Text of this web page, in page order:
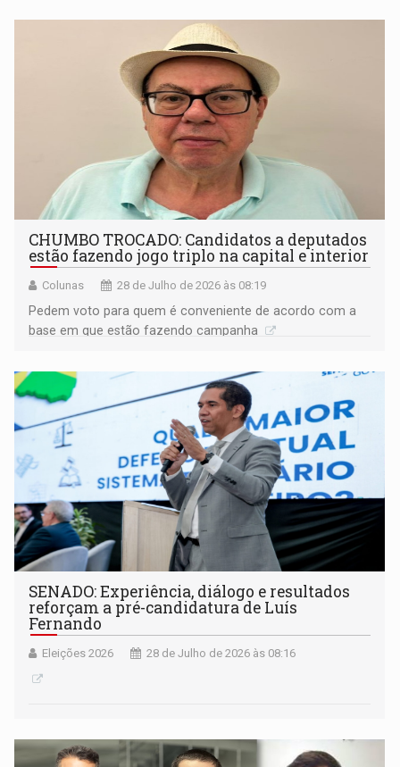
CHUMBO TROCADO: Candidatos a deputados
estão fazendo jogo triplo na capital e interior
Colunas 28 de Julho de 2026 às 08:19
Pedem voto para quem é conveniente de acordo com a
base em que estão fazendo campanha
SENADO: Experiência, diálogo e resultados
reforçam a pré-candidatura de Luís
Fernando
Eleições 2026 28 de Julho de 2026 às 08:16